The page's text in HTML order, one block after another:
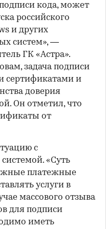
кода, может
российского
и других
систем», —
ГК «Астра».
задача подписи
сертификатами и
доверия
Он отметил, что
от
с
«Суть
платежные
услуги в
массового отзыва
для подписи
иметь